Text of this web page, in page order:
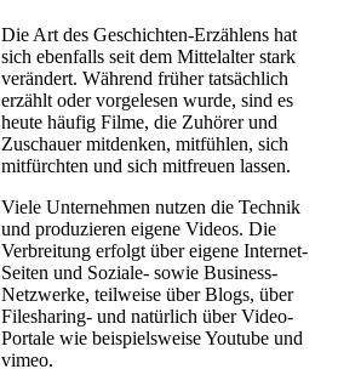
Die Art des Geschichten-Erzählens hat
sich ebenfalls seit dem Mittelalter stark
verändert. Während früher tatsächlich
erzählt oder vorgelesen wurde, sind es
heute häufig Filme, die Zuhörer und
Zuschauer mitdenken, mitfühlen, sich
mitfürchten und sich mitfreuen lassen.
Viele Unternehmen nutzen die Technik
und produzieren eigene Videos. Die
Verbreitung erfolgt über eigene Internet-
Seiten und Soziale- sowie Business-
Netzwerke, teilweise über Blogs, über
Filesharing- und natürlich über Video-
Portale wie beispielsweise Youtube und
vimeo.